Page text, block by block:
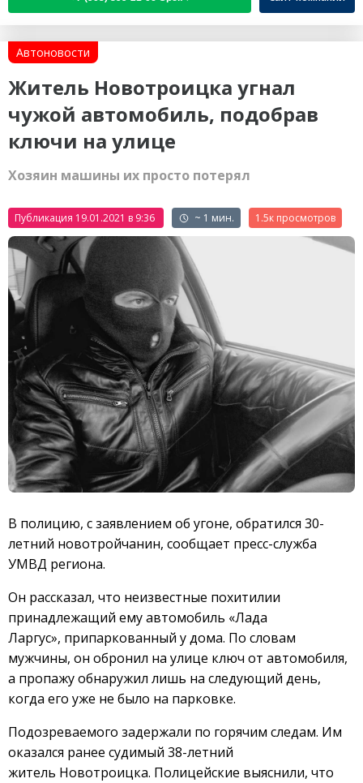
Автоновости
Житель Новотроицка угнал
чужой автомобиль, подобрав
ключи на улице
Хозяин машины их просто потерял
Публикация 19.01.2021 в 9:36 ~ 1 мин. 1.5к
В полицию, с заявлением об угоне, обратился 30-
летний новотройчанин, сообщает пресс-служба
УМВД региона.
Он рассказал, что неизвестные похитилии
принадлежащий ему автомобиль «Лада
Ларгус», припаркованный у дома. По словам
мужчины, он обронил на улице ключ от автомобиля,
а пропажу обнаружил лишь на следующий день,
когда его уже не было на парковке.
Подозреваемого задержали по горячим следам. Им
оказался ранее судимый 38-летний
житель Новотроицка. Полицейские выяснили, что